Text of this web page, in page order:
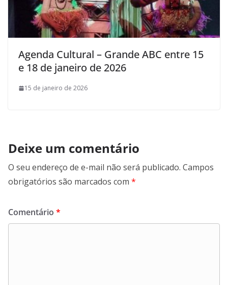
Agenda Cultural – Grande ABC entre 15
e 18 de janeiro de 2026
15 de janeiro de 2026
Deixe um comentário
O seu endereço de e-mail não será publicado. Campos
obrigatórios são marcados com *
Comentário *